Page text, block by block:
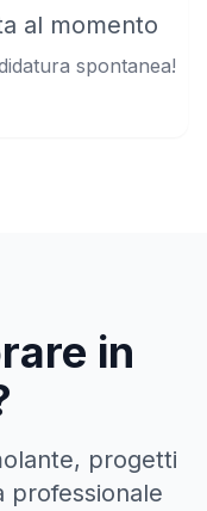
al momento
spontanea!
in
progetti
professionale